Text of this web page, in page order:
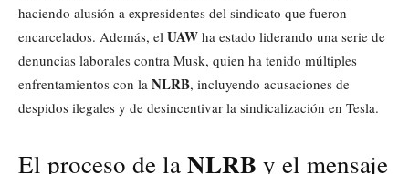
haciendo alusión a expresidentes del sindicato que fueron
encarcelados. Además, el UAW ha estado liderando una serie de
denuncias laborales contra Musk, quien ha tenido múltiples
enfrentamientos con la NLRB, incluyendo acusaciones de
despidos ilegales y de desincentivar la sindicalización en Tesla.
El proceso de laNLRB y el mensaje